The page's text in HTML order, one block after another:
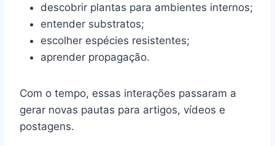
descobrir plantas para ambientes internos;
entender substratos;
escolher espécies resistentes;
aprender propagação.
Com o tempo, essas interações passaram a
gerar novas pautas para artigos, vídeos e
postagens.